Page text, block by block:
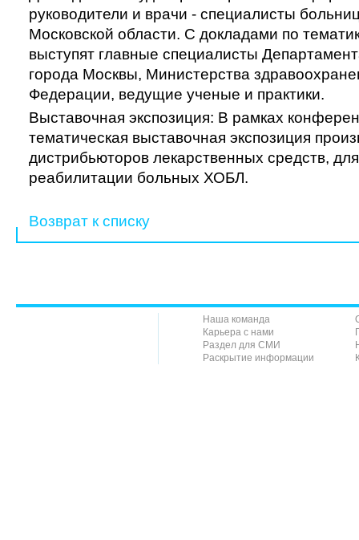
руководители и врачи - специалисты
Московской области. С докладами по
выступят главные специалисты
города Москвы, Министерства
Федерации, ведущие ученые и практики.
Выставочная экспозиция: В рамках
тематическая выставочная экспозиция
дистрибьюторов лекарственных средств,
реабилитации больных ХОБЛ.
Возврат к списку
Наша команда
Карьера с нами
Раздел для СМИ
Раскрытие информации